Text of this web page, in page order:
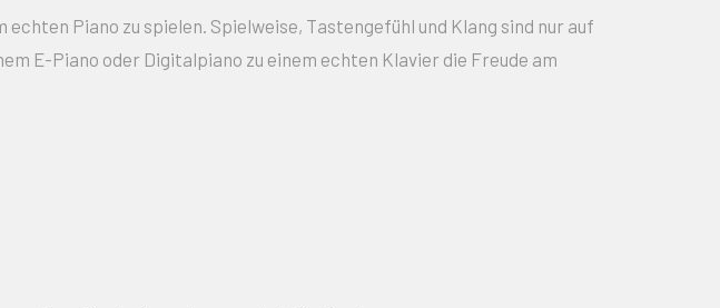
Piano zu spielen. Spielweise, Tastengefühl und Klang sind nur auf
E-Piano oder Digitalpiano zu einem echten Klavier die Freude am